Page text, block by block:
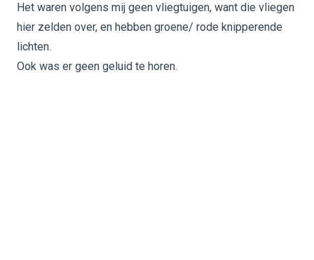
Het waren volgens mij geen vliegtuigen, want die vliegen
hier zelden over, en hebben groene/ rode knipperende
lichten.
Ook was er geen geluid te horen.